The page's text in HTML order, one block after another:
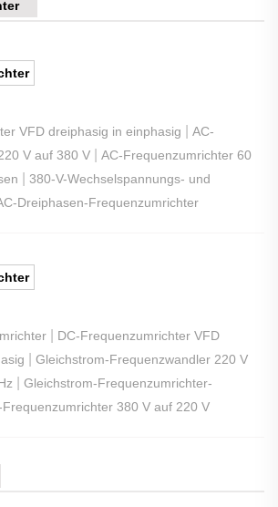
VFD dreiphasig in einphasig
AC-
V auf 380 V
AC-Frequenzumrichter 60
380-V-Wechselspannungs- und
Dreiphasen-Frequenzumrichter
DC-Frequenzumrichter VFD
Gleichstrom-Frequenzwandler 220 V
Gleichstrom-Frequenzumrichter-
Frequenzumrichter 380 V auf 220 V